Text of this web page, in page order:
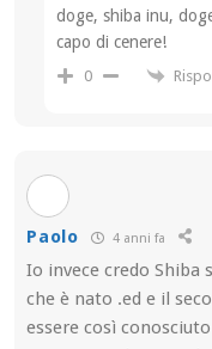
doge, shiba inu,
capo di cenere!
0
Paolo 4 anni fa
Io invece credo
che è nato .ed e il
essere così